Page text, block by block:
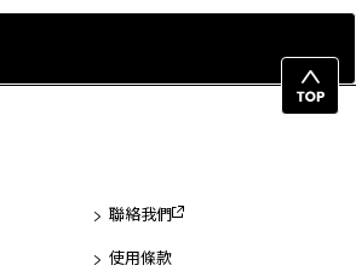
回
聯絡我們
使用條款